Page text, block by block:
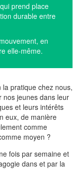
prend place
durable entre
en
elle-même.
la pratique chez nous,
nos jeunes dans leur
et leurs intérêts
eux, de manière
comme
moyen ?
fois par semaine et
dans et par la